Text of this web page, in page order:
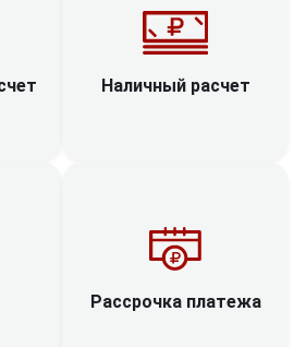
Наличный расчет
Рассрочка платежа